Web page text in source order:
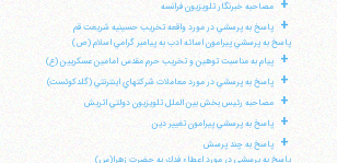
+ مصاحبه خبرنگار تلويزيون فرانسه
+
پاسخ به پرسشي در مورد واقعه تخريب حسينيه شريعت قم
پاسخ به پرسشي پيرامون اسائه ادب به پيامبر گرامي اسلام (ص)
+ پيام به مناسبت توهين و تخريب حرم مقدس امامين عسكريين (ع)
+ پاسخ به پرسشي در مورد معاملات شركتهاي اينترنتي (گلدكوئست)
+ مصاحبه رئيس بخش بين الملل تلويزيون دولتي اتريش
+ پاسخ به پرسشي پيرامون تغيير دين
+
پاسخ به چند پرسش
پاسخ به پرسشي در مورد اعطاء فدك به حضرت زهرا(س)